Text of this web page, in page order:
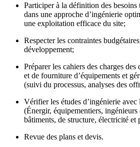
Participer à la définition des besoins
dans une approche d’ingénierie
une exploitation efficace du site;
Respecter les contraintes
développement;
Préparer les cahiers des charges
et de fourniture d’équipements et
(suivi du processus, analyses des
Vérifier les études d’ingénierie avec
(Énergir, équipementiers, ingénieurs
bâtiments, de structure, électricité et
Revue des plans et devis.